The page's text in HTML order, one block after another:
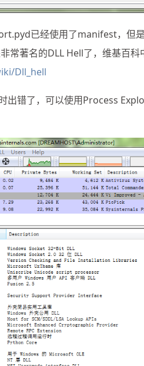
已经使用了manifest，但
常著名的DLL Hell了，维基百科
Dll_hell
出错了，可以使用Process